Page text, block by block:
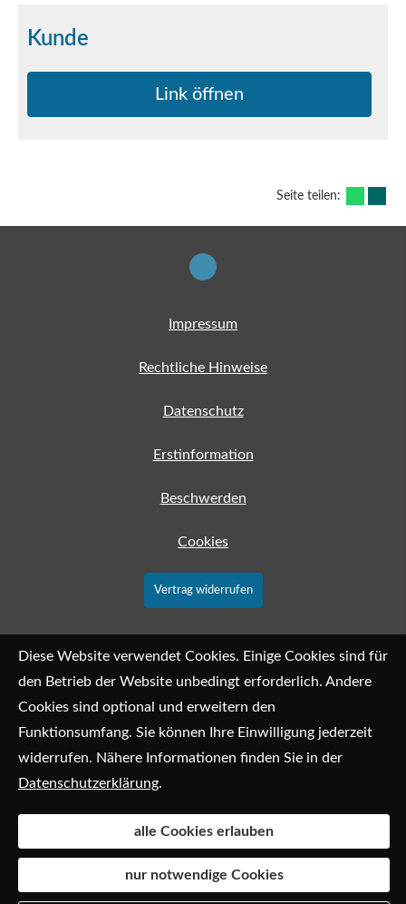
Kunde
Link öffnen
Seite teilen:
Impressum
Rechtliche Hinweise
Datenschutz
Erstinformation
Beschwerden
Cookies
Vertrag widerrufen
Diese Website verwendet Cookies. Einige Cookies sind für
den Betrieb der Website unbedingt erforderlich. Andere
Cookies sind optional und erweitern den
Funktionsumfang. Sie können Ihre Einwilligung jederzeit
widerrufen. Nähere Informationen finden Sie in der
Datenschutzerklärung.
alle Cookies erlauben
nur notwendige Cookies